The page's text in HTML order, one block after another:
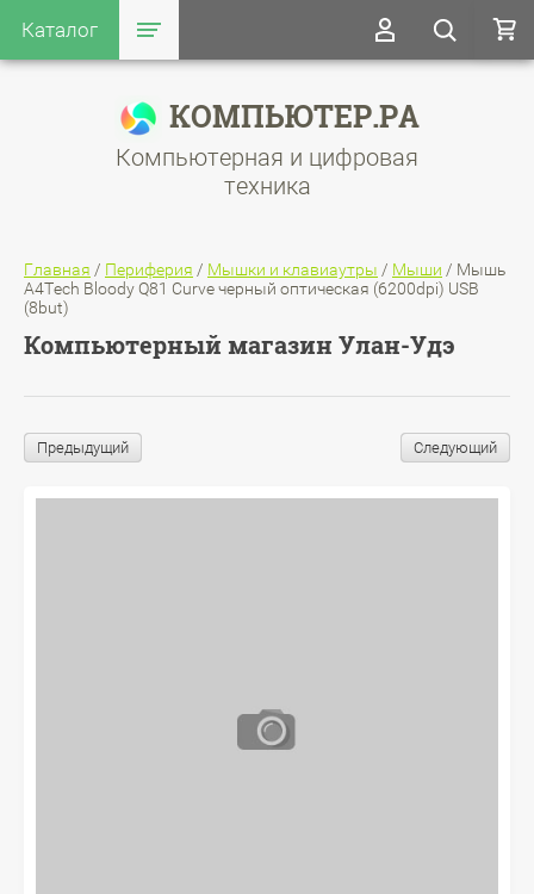
Каталог
КОМПЬЮТЕР.РА
Компьютерная и цифровая
техника
Главная / Периферия / Мышки и клавиаутры / Мыши / Мышь
A4Tech Bloody Q81 Curve черный оптическая (6200dpi) USB
(8but)
Компьютерный магазин Улан-Удэ
Предыдущий Следующий